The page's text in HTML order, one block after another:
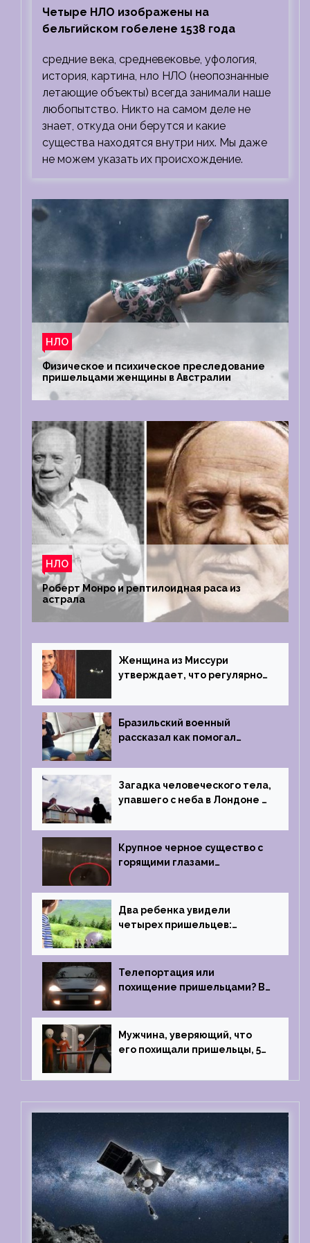
Четыре НЛО изображены на
бельгийском гобелене 1538 года
средние века, средневековье, уфология,
история, картина, нло НЛО (неопознанные
летающие объекты) всегда занимали наше
любопытство. Никто на самом деле не
знает, откуда они берутся и какие
существа находятся внутри них. Мы даже
не можем указать их происхождение.
НЛО
Физическое и психическое преследование
пришельцами женщины в Австралии
НЛО
Роберт Монро и рептилоидная раса из
астрала
Женщина из Миссури
утверждает, что регулярно
инопланетянами
Бразильский военный
рассказал как помогал
1996 году
Загадка человеческого тела,
упавшего с неба в Лондоне в
Крупное черное существо с
горящими глазами
Два ребенка увидели
четырех пришельцев:
1967 году
Телепортация или
похищение пришельцами? В
случай произошел с семьей
из Аргентины
Мужчина, уверяющий, что
его похищали пришельцы, 5
тест на детекторе лжи